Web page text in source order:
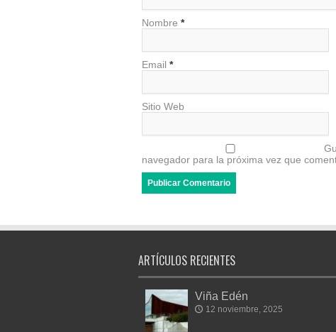
Nombre *
Email *
Sitio Web
navegador para la próxima vez que
ARTÍCULOS RECIENTES
Viña Edén
12 noviembre, 2025